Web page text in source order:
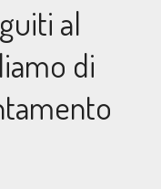
al
di